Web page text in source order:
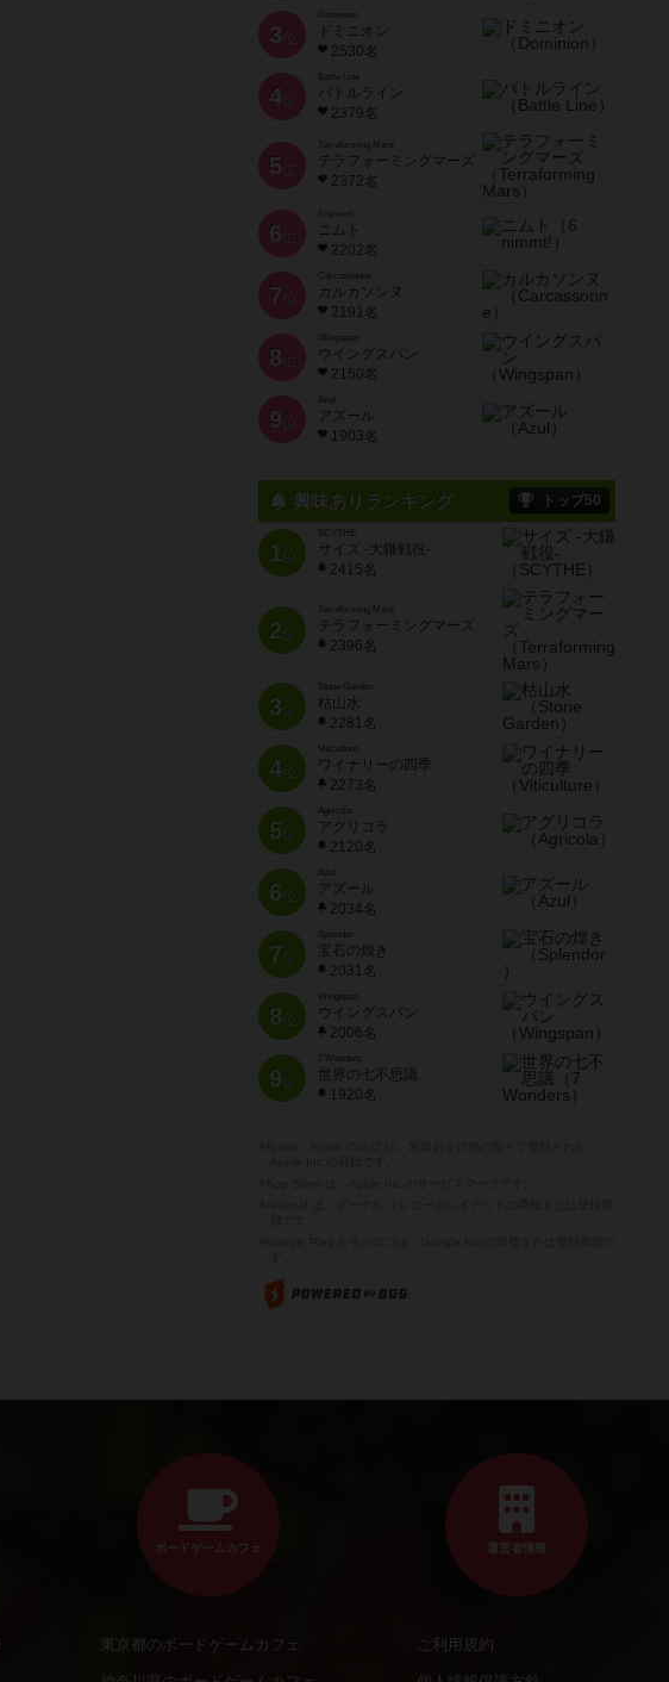
3 位
ドミニオン
2530名
4位
Battle Line
バトルライン
2379名
5 位
Terraforming Mars
テラフォーミングマーズ
2372名
6 位
ニムト
2202名
7 位
Carcassonne
カルカソンヌ
2191名
8 位
Wingspan
ウイングスパン
2150名
9 位
Azul
アズール
1903名
興味ありランキング トップ50
1位
SCYTHE
サイズ -大鎌戦役-
2415名
2位
Terraforming Mars
テラフォーミングマーズ
2396名
3位
Stone Garden
枯山水
2281名
4位
Viticulture
ワイナリーの四季
2273名
5位
Agricola
アグリコラ
2120名
6位
Azul
アズール
2034名
7位
宝石の煌き
2031名
8位
Wingspan
ウイングスパン
2006名
9位
7 Wonders
世界の七不思議
1920名
ボードゲームカフェ
東京都のボードゲームカフェ
運営者情報
ご利用規約